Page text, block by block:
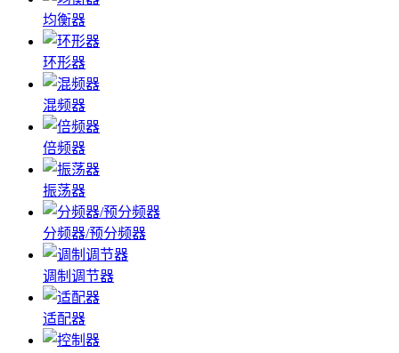
均衡器
环形器
混频器
倍频器
振荡器
分频器/预分频器
调制调节器
适配器